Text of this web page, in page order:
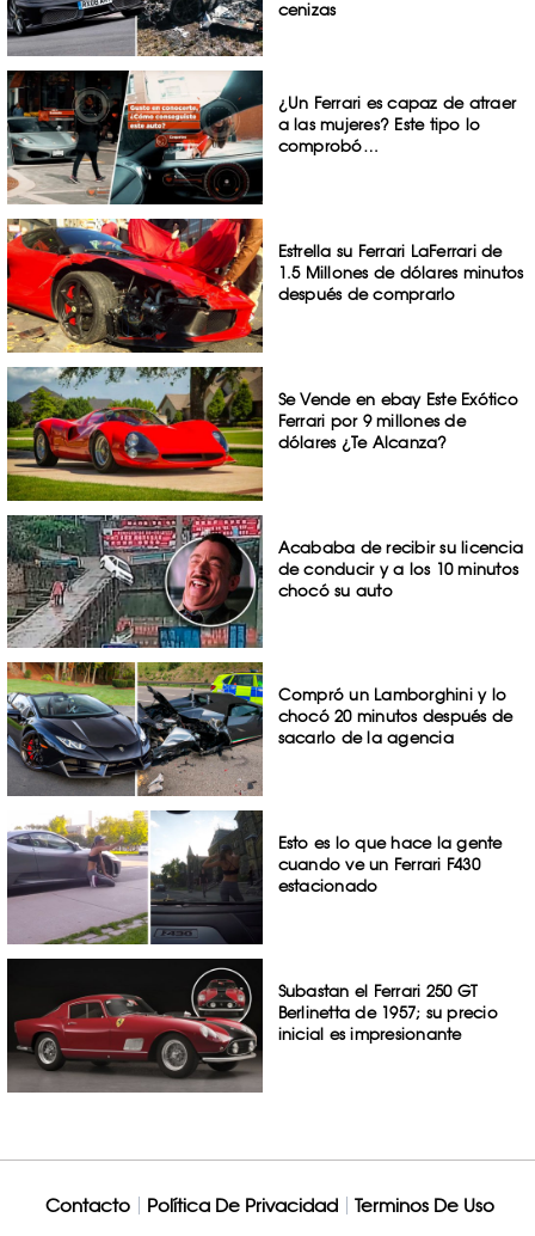
cenizas
¿Un Ferrari es capaz de atraer
a las mujeres? Este tipo lo
comprobó…
Estrella su Ferrari LaFerrari de
1.5 Millones de dólares minutos
después de comprarlo
Se Vende en ebay Este Exótico
Ferrari por 9 millones de
dólares ¿Te Alcanza?
Acababa de recibir su licencia
de conducir y a los 10 minutos
chocó su auto
Compró un Lamborghini y lo
chocó 20 minutos después de
sacarlo de la agencia
Esto es lo que hace la gente
cuando ve un Ferrari F430
estacionado
Subastan el Ferrari 250 GT
Berlinetta de 1957; su precio
inicial es impresionante
Contacto Política De Privacidad Terminos De Uso